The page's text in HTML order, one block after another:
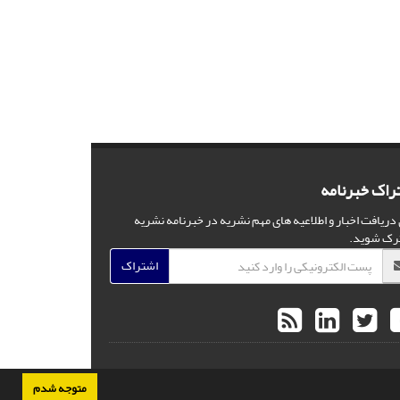
متوجه شدم
خبرنامه
دریافت اخبار و اطلاعیه های مهم نشریه در خبرنامه نشریه
شوید.
اشتراک